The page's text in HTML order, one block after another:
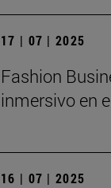
17 | 07 | 2025
Fashion
inmersivo en
16 | 07 | 2025